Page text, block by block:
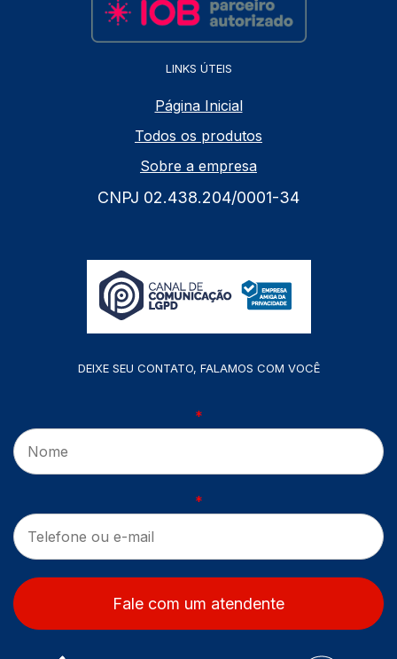
LINKS ÚTEIS
Página Inicial
Todos os produtos
Sobre a empresa
CNPJ 02.438.204/0001-34
DEIXE SEU CONTATO, FALAMOS COM VOCÊ
*
*
Fale com um atendente